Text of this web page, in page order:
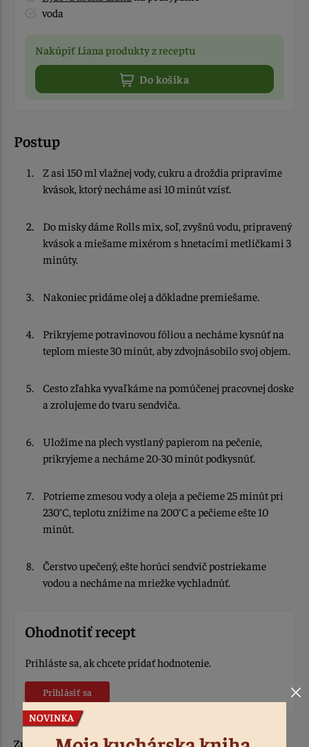
voda
Nakúpiť Liana produkty z receptu
Do košíka
Postup
Z asi 150 ml vlažnej vody, cukru a droždia pripravíme
kvások, ktorý necháme asi 10 minút vzísť.
Do misky dáme Rolls mix, soľ, zvyšnú vodu, pripravený
kvások a miešame mixérom s hnetacími metličkami 3
minúty.
Nakoniec pridáme olej a dôkladne premiešame.
Prikryjeme potravinovou fóliou a necháme kysnúť na
teplom mieste 30 minút, aby zdvojnásobilo svoj objem.
Cesto zľahka vyvaľkáme na pomúčenej pracovnej doske
a zrolujeme do tvaru sendviča.
Uložíme na plech vystlaný papierom na pečenie,
prikryjeme a necháme 20-30 minút podkysnúť.
Potrieme zmesou vody a oleja a pečieme 25 minút pri
230°C, teplotu znížime na 200°C a pečieme ešte 10
minút.
Čerstvo upečený, ešte horúci sendvič postriekame
vodou a necháme na mriežke vychladnúť.
Ohodnotiť recept
Prihláste sa, ak chcete pridať hodnotenie.
Prihlásiť sa
Zuzana C.